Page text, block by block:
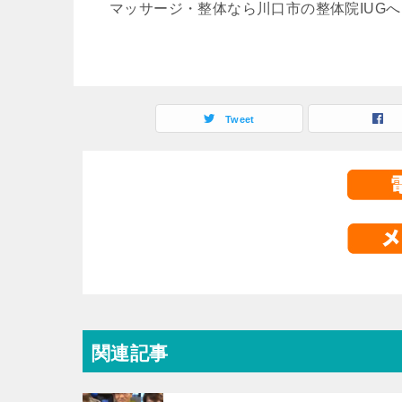
マッサージ・整体なら川口市の整体院IUGへ
Tweet
関連記事